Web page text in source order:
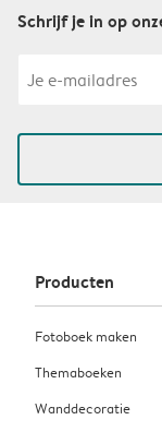
Schrijf je in op
Producten
Fotoboek maken
Themaboeken
Wanddecoratie